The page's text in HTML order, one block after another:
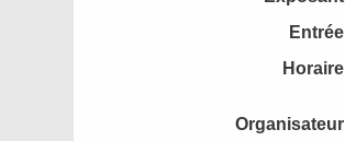
Entrée
Horaire
Organisateur